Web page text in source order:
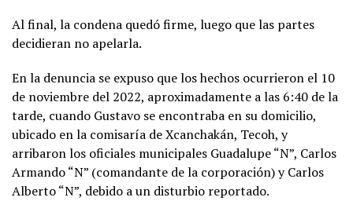
Al final, la condena quedó firme, luego que las partes
decidieran no apelarla.
En la denuncia se expuso que los hechos ocurrieron el 10
de noviembre del 2022, aproximadamente a las 6:40 de la
tarde, cuando Gustavo se encontraba en su domicilio,
ubicado en la comisaría de Xcanchakán, Tecoh, y
arribaron los oficiales municipales Guadalupe “N”, Carlos
Armando “N” (comandante de la corporación) y Carlos
Alberto “N”, debido a un disturbio reportado.